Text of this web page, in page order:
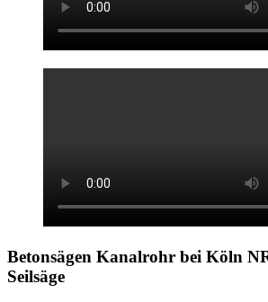
Betonsägen Kanalrohr bei Köln
Seilsäge